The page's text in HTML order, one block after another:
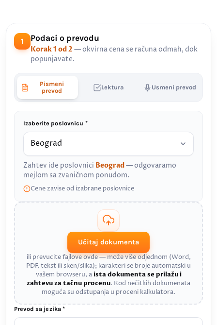
1 Podaci o prevodu
Korak 1 od 2 — okvirna cena se računa odmah, dok
popunjavate.
Pismeni
prevod
Lektura Usmeni prevod
Izaberite poslovnicu *
Zahtev ide poslovnici Beograd— odgovaramo
mejlom sa zvaničnom ponudom.
Cene zavise od izabrane poslovnice
Učitaj dokumenta
ili prevucite fajlove ovde — može više odjednom (Word,
PDF, tekst ili sken/slika); karakteri se broje automatski u
vašem browseru, aista dokumenta se prilažu i
zahtevu za tačnu procenu. Kod nečitkih dokumenata
moguća su odstupanja u proceni kalkulatora.
Prevod sa jezika *